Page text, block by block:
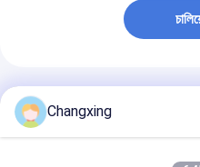
প্রস্তাবিত পণ্য
Changxing